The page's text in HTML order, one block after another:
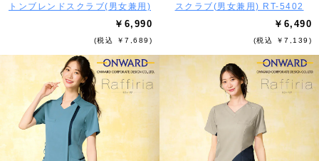
トンブレンドスクラブ(男女兼用)
￥6,990
(税込 ￥7,689)
スクラブ(男女兼用) RT-5402
￥6,490
(税込 ￥7,139)